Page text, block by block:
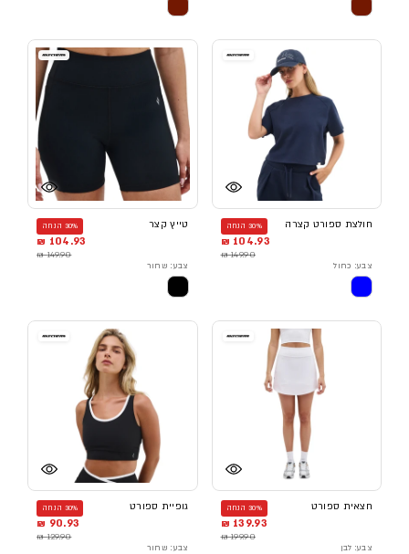
חולצת ספורט קצרה 30% הנחה
104.93 ₪
149.90 ₪
צבע: כחול
טייץ קצר 30% הנחה
104.93 ₪
149.90 ₪
צבע: שחור
חצאית ספורט 30% הנחה
139.93 ₪
199.90 ₪
צבע: לבן
גופיית ספורט 30% הנחה
90.93 ₪
129.90 ₪
צבע: שחור